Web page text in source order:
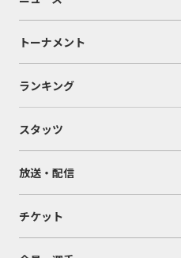
トーナメント
ランキング
スタッツ
放送・配信
チケット